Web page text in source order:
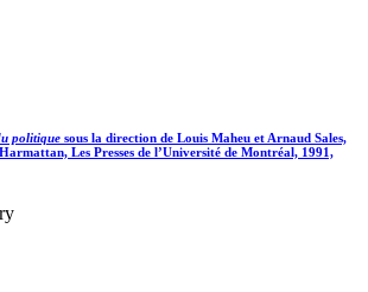
politique sous la direction de Louis Maheu et Arnaud Sales,
Les Presses de l’Université de Montréal, 1991,